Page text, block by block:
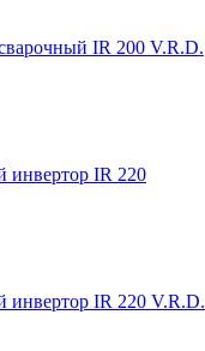
IR 200 V.R.D.
IR 220
IR 220 V.R.D.